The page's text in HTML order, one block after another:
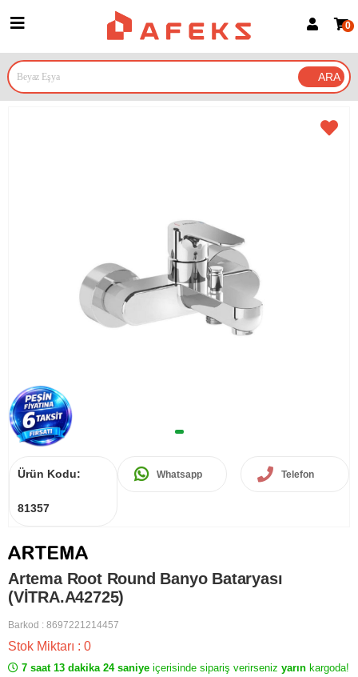
Google İle Bağlan
0
Ürün Kodu:
81357
Whatsapp Telefon
Artema Root Round Banyo Bataryası
(VİTRA.A42725)
Barkod : 8697221214457
Stok Miktarı : 0
7 saat 13 dakika 24 saniye içerisinde sipariş verirseniz yarın kargoda!